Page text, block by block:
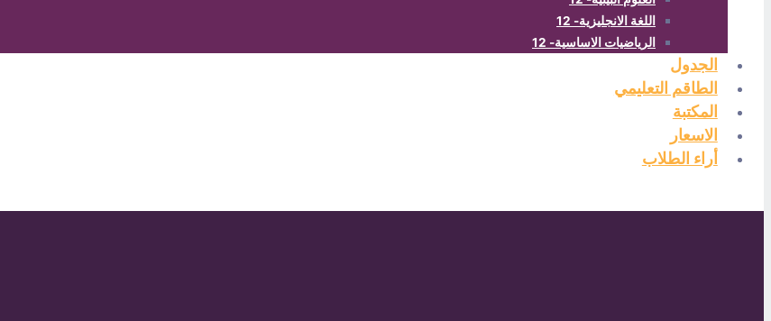
اللغة الانجليزية- 12
الرياضيات الاساسية- 12
الجدول
الطاقم التعليمي
المكتبة
الاسعار
أراء الطلاب